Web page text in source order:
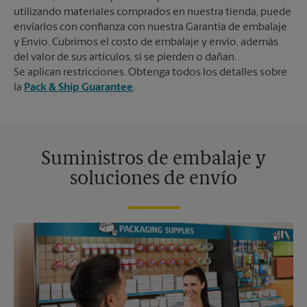
utilizando materiales comprados en nuestra tienda, puede
enviarlos con confianza con nuestra Garantía de embalaje
y Envío. Cubrimos el costo de embalaje y envío, además
del valor de sus artículos, si se pierden o dañan.
Se aplican restricciones. Obtenga todos los detalles sobre
la Pack & Ship Guarantee.
Suministros de embalaje y
soluciones de envío